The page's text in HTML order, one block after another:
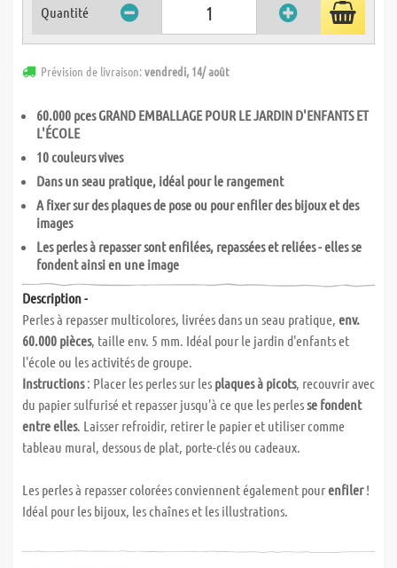
Quantité
Prévision de livraison:vendredi, 14/ août
60.000 pces GRAND EMBALLAGE POUR LE JARDIN D'ENFANTS ET
L'ÉCOLE
10 couleurs vives
Dans un seau pratique, idéal pour le rangement
A fixer sur des plaques de pose ou pour enfiler des bijoux et des
images
Les perles à repasser sont enfilées, repassées et reliées - elles se
fondent ainsi en une image
Description -
Perles à repasser multicolores, livrées dans un seau pratique, env.
60.000 pièces, taille env. 5 mm. Idéal pour le jardin d'enfants et
l'école ou les activités de groupe.
Instructions: Placer les perles sur les plaques à picots, recouvrir avec
du papier sulfurisé et repasser jusqu'à ce que les perlesse fondent
entre elles. Laisser refroidir, retirer le papier et utiliser comme
tableau mural, dessous de plat, porte-clés ou cadeaux.
Les perles à repasser colorées conviennent également pourenfiler!
Idéal pour les bijoux, les chaînes et les illustrations.